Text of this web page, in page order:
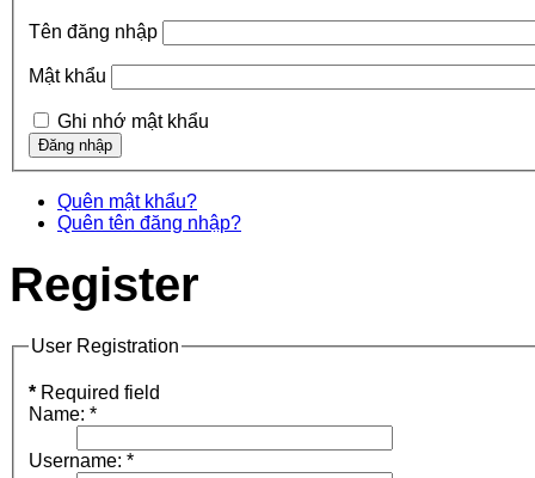
Tên đăng nhập
Mật khẩu
Ghi nhớ mật khẩu
Quên mật khẩu?
Quên tên đăng nhập?
Register
User Registration
* Required field
Name: *
Username: *